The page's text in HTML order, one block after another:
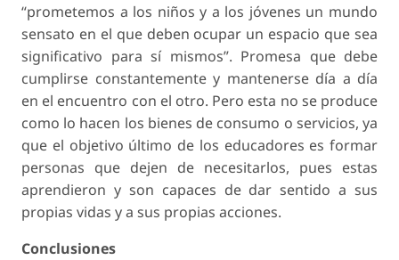
“prometemos a los niños y a los jóvenes un mundo
sensato en el que deben ocupar un espacio que sea
significativo para sí mismos”. Promesa que debe
cumplirse constantemente y mantenerse día a día
en el encuentro con el otro. Pero esta no se produce
como lo hacen los bienes de consumo o servicios, ya
que el objetivo último de los educadores es formar
personas que dejen de necesitarlos, pues estas
aprendieron y son capaces de dar sentido a sus
propias vidas y a sus propias acciones.
Conclusiones